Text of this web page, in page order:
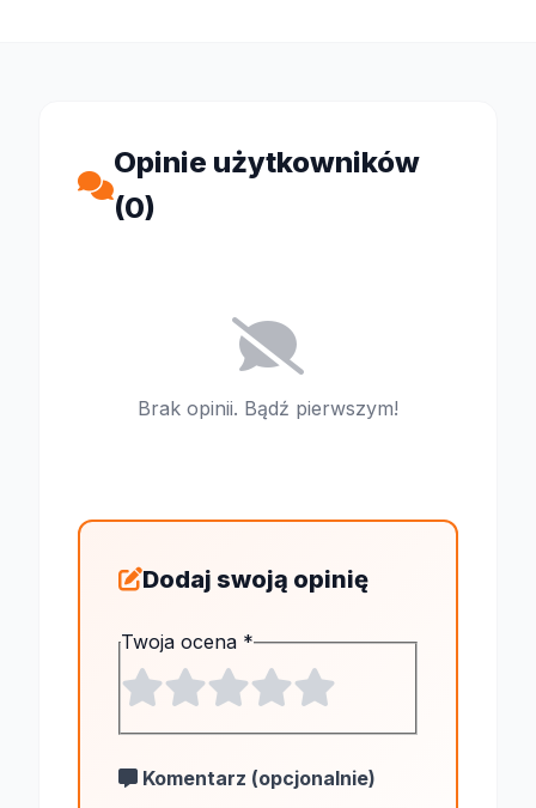
Opinie użytkowników
(0)
Brak opinii. Bądź pierwszym!
Dodaj swoją opinię
Twoja ocena *
Komentarz (opcjonalnie)